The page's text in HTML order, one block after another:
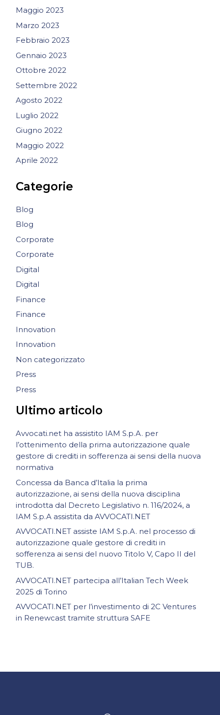
Maggio 2023
Marzo 2023
Febbraio 2023
Gennaio 2023
Ottobre 2022
Settembre 2022
Agosto 2022
Luglio 2022
Giugno 2022
Maggio 2022
Aprile 2022
Categorie
Blog
Blog
Corporate
Corporate
Digital
Digital
Finance
Finance
Innovation
Innovation
Non categorizzato
Press
Press
Ultimo articolo
Avvocati.net ha assistito IAM S.p.A. per
l’ottenimento della prima autorizzazione quale
gestore di crediti in sofferenza ai sensi della nuova
normativa
Concessa da Banca d’Italia la prima
autorizzazione, ai sensi della nuova disciplina
introdotta dal Decreto Legislativo n. 116/2024, a
IAM S.p.A assistita da AVVOCATI.NET
AVVOCATI.NET assiste IAM S.p.A. nel processo di
autorizzazione quale gestore di crediti in
sofferenza ai sensi del nuovo Titolo V, Capo II del
TUB.
AVVOCATI.NET partecipa all’Italian Tech Week
2025 di Torino
AVVOCATI.NET per l’investimento di 2C Ventures
in Renewcast tramite struttura SAFE